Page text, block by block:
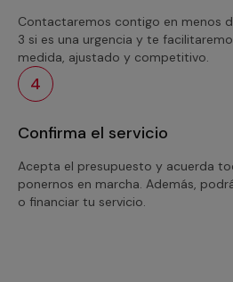
Contactaremos contigo en menos
3 si es una urgencia y te
medida, ajustado y competitivo.
4
Confirma el servicio
Acepta el presupuesto y acuerda
ponernos en marcha. Además,
o financiar tu servicio.